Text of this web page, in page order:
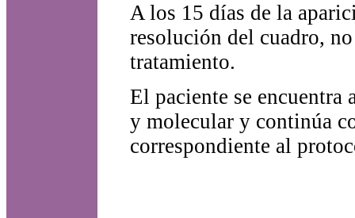
A los 15 días de la
resolución del cuadro,
tratamiento.
El paciente se encuentra
y molecular y continúa
correspondiente al